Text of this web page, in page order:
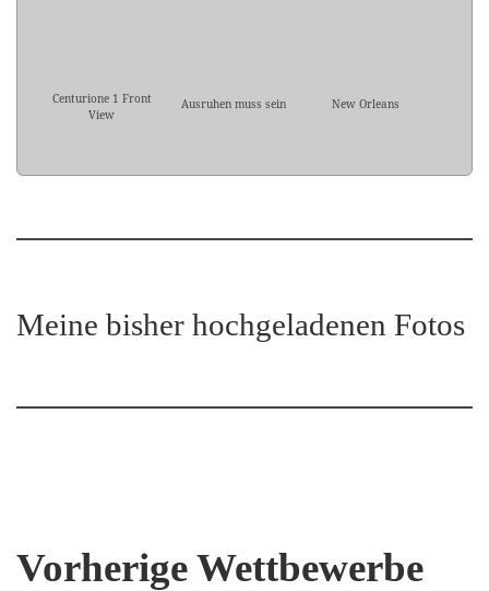
Centurione 1 Front
View
Ausruhen muss sein New Orleans
Meine bisher hochgeladenen Fotos
Vorherige Wettbewerbe